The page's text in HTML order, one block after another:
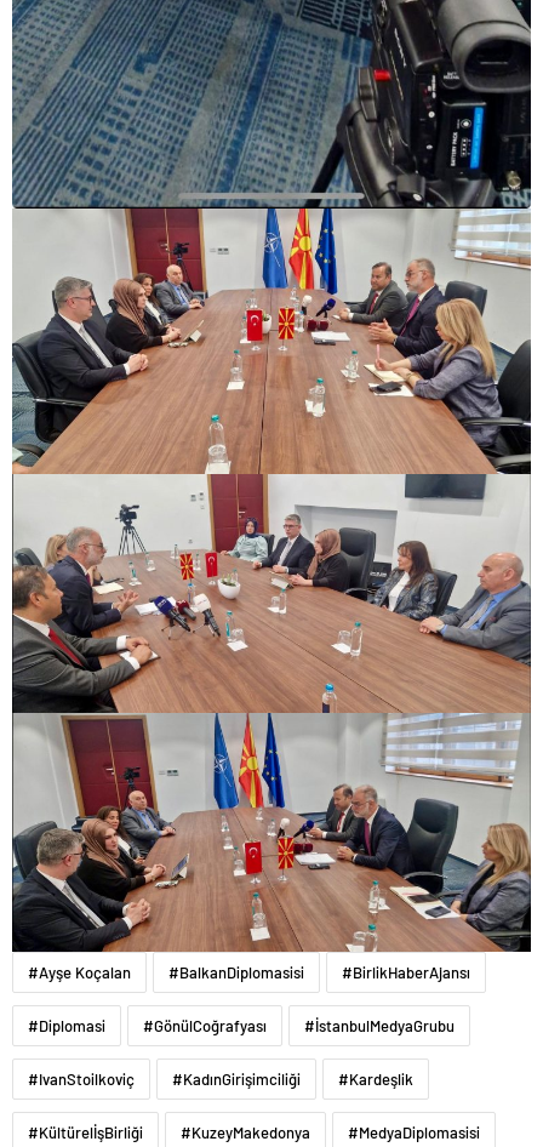
#Ayşe Koçalan #BalkanDiplomasisi #BirlikHaberAjansı
#Diplomasi #GönülCoğrafyası #İstanbulMedyaGrubu
#IvanStoilkoviç #KadınGirişimciliği #Kardeşlik
#KültürelİşBirliği #KuzeyMakedonya #MedyaDiplomasisi